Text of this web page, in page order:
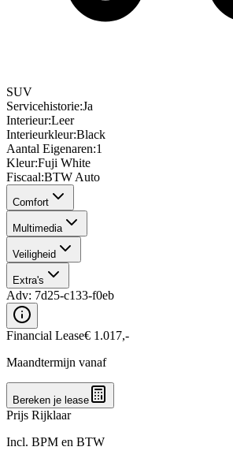
SUV
Servicehistorie:Ja
Interieur:Leer
Interieurkleur:Black
Aantal Eigenaren:1
Kleur:Fuji White
Fiscaal:BTW Auto
Comfort
Multimedia
Veiligheid
Extra's
Adv: 7d25-c133-f0eb
Financial Lease€ 1.017,-
Maandtermijn vanaf
Bereken je lease
Prijs Rijklaar
Incl. BPM en BTW